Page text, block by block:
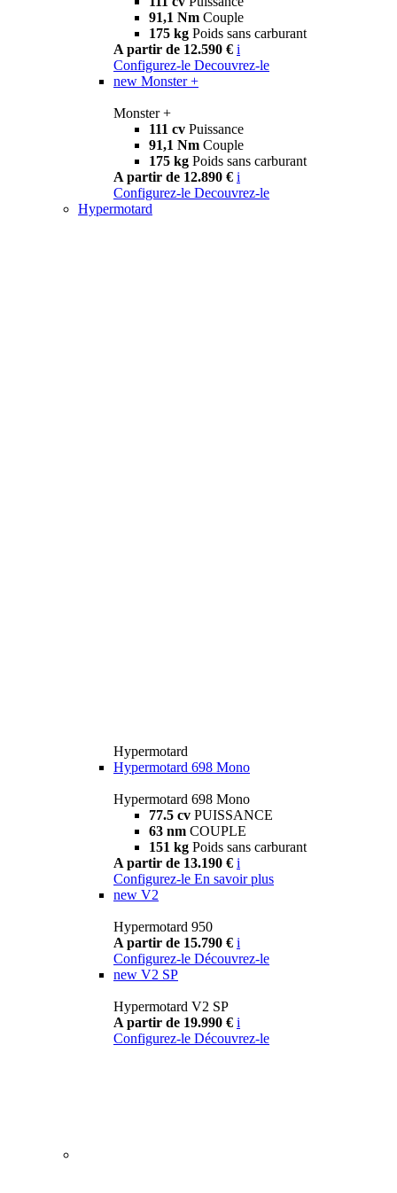
91,1 Nm Couple
175 kg Poids sans carburant
A partir de 12.590 € i
Configurez-le Decouvrez-le
new Monster +
Monster +
111 cv Puissance
91,1 Nm Couple
175 kg Poids sans carburant
A partir de 12.890 € i
Configurez-le Decouvrez-le
Hypermotard
Hypermotard
Hypermotard 698 Mono
Hypermotard 698 Mono
77.5 cv PUISSANCE
63 nm COUPLE
151 kg Poids sans carburant
A partir de 13.190 € i
Configurez-le En savoir plus
new V2
Hypermotard 950
A partir de 15.790 € i
Configurez-le Découvrez-le
new V2 SP
Hypermotard V2 SP
A partir de 19.990 € i
Configurez-le Découvrez-le